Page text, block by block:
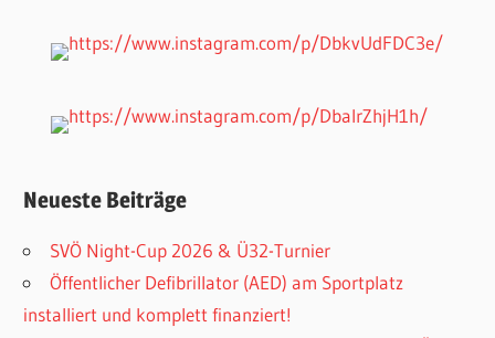
Neueste Beiträge
SVÖ Night-Cup 2026 & Ü32-Turnier
Öffentlicher Defibrillator (AED) am Sportplatz
installiert und komplett finanziert!